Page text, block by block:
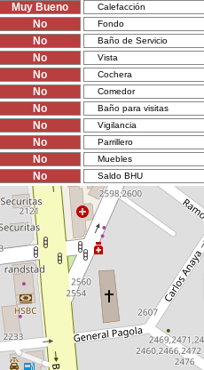
Muy Bueno
Calefacción
No
Fondo
No
Baño de Servicio
No
Vista
No
Cochera
No
Comedor
No
Baño para visitas
No
Vigilancia
No
Parrillero
No
Muebles
No Saldo BHU